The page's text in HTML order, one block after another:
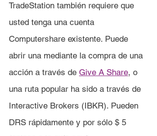
TradeStation también requiere que
usted tenga una cuenta
Computershare existente. Puede
abrir una mediante la compra de una
acción a través de Give A Share, o
una ruta popular ha sido a través de
Interactive Brokers (IBKR). Pueden
DRS rápidamente y por sólo $ 5